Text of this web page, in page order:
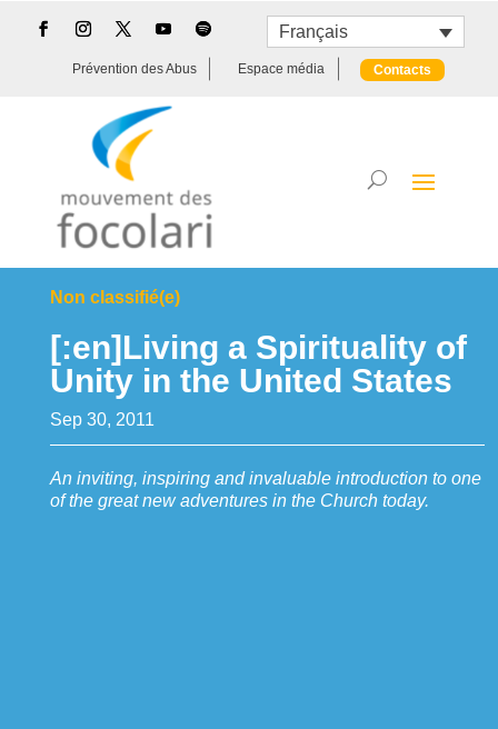
Français
Prévention des Abus Espace média Contacts
Non classifié(e)
[:en]Living a Spirituality of
Unity in the United States
Sep 30, 2011
An inviting, inspiring and invaluable introduction to one
of the great new adventures in the Church today.